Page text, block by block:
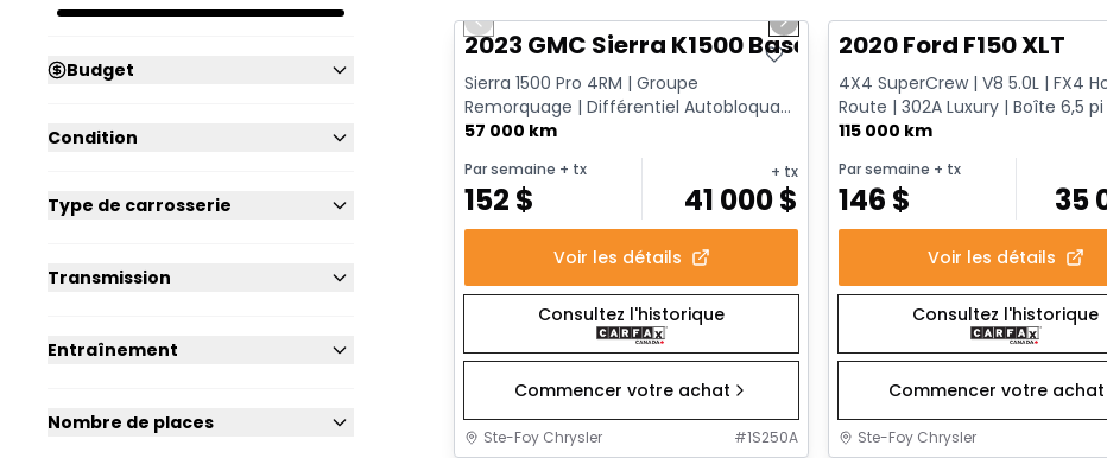
Budget
Condition
Type de carrosserie
Transmission
Entraînement
Nombre de places
Previous slide Next slide
2023 GMC Sierra K1500 Base
Sierra 1500 Pro 4RM | Groupe
Remorquage | Différentiel Autobloquant
| CarPlay Sans Fil | Doublure Va...
57 000 km
Par semaine + tx
152 $
+ tx
41 000$
Voir les détails
Consultez l'historique
Commencer votre achat
Ste-Foy Chrysler #1S250A
2020 Ford F150 XLT
4X4 SuperCrew | V8 5.0L | FX4
Route | 302A Luxury | Boîte 6,5 pi
Remorquage
115 000 km
Par semaine + tx
146 $ 35
Voir les détails
Consultez l'historique
Commencer votre achat
Ste-Foy Chrysler